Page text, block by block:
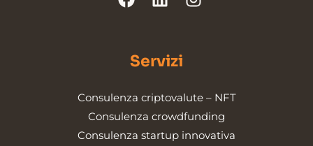
Servizi
Consulenza criptovalute – NFT
Consulenza crowdfunding
Consulenza startup innovativa